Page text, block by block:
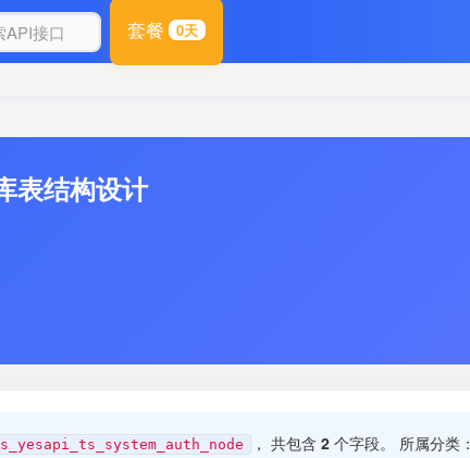
套餐 0天
表结构设计
， 共包含 2 个字段。 所属分类：